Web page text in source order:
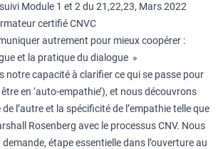
Module 1 et 2 du 21,22,23, Mars 2022
certifié CNVC
autrement pour mieux coopérer :
et la pratique du dialogue »
notre capacité à clarifier ce qui se passe pour
en ‘auto-empathie’), et nous découvrons
de l’autre et la spécificité de l’empathie telle que
Rosenberg avec le processus CNV. Nous
étape essentielle dans l’ouverture au